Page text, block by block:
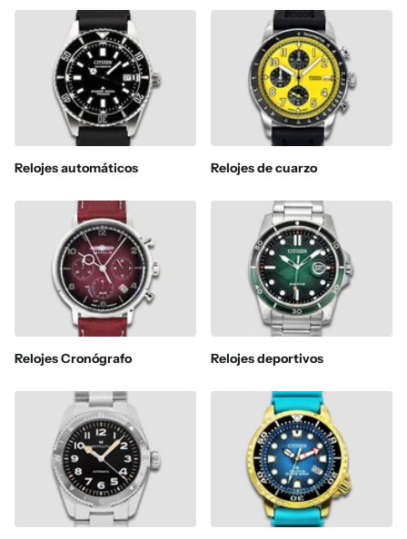
Relojes automáticos Relojes de cuarzo
Relojes Cronógrafo Relojes deportivos